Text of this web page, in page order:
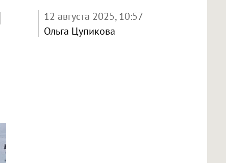
12 августа 2025, 10:57
Ольга Цупикова